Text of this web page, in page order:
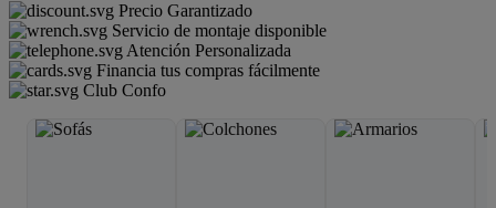
Precio Garantizado
Servicio de montaje disponible
Atención Personalizada
Financia tus compras fácilmente
Club Confo